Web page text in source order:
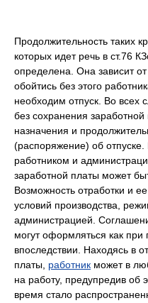
Продолжительность таких
которых идет речь в ст.76
определена. Она зависит
обойтись без этого
необходим отпуск. Во всех
без сохранения
назначения и
(распоряжение) об
работником и
заработной платы может
Возможность отработки и
условий производства,
администрацией.
могут оформляться как при
впоследствии. Находясь в
платы, работник может в
на работу, предупредив
время стало